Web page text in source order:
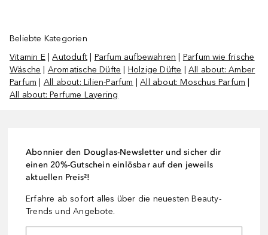
Beliebte Kategorien
Vitamin E|Autoduft Parfum aufbewahren
Parfum wie frische
Wäsche
Aromatische Düfte Holzige Düfte |All about: Amber
Parfum
All about: Lilien-Parfum |All about: Moschus Parfum
All about: Perfume Layering
Abonnier den Douglas-Newsletter und sicher dir
einen 20%-Gutschein einlösbar auf den jeweils
aktuellen Preis²!
Erfahre ab sofort alles über die neuesten Beauty-
Trends und Angebote.